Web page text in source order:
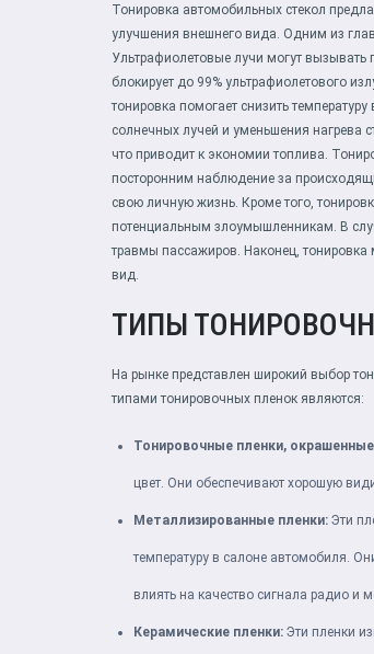
Тонировка автомобильных стекол
улучшения внешнего вида. Одним из
Ультрафиолетовые лучи могут
блокирует до 99% ультрафиолетового
тонировка помогает снизить
солнечных лучей и уменьшения нагрева
что приводит к экономии топлива.
посторонним наблюдение за
свою личную жизнь. Кроме того,
потенциальным злоумышленникам. В
травмы пассажиров. Наконец,
вид.
ТИПЫ
На рынке представлен широкий выбор
типами тонировочных пленок являются:
Тонировочные пленки,
цвет. Они обеспечивают хорошую
Металлизированные пленки: Эти
температуру в салоне автомобиля.
влиять на качество сигнала радио и
Керамические пленки: Эти пленки